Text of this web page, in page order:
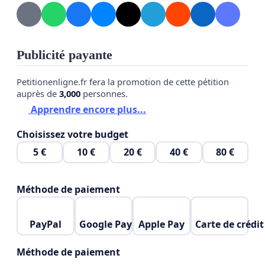
monsieur Legault, à quoi peuvent donc servir vos
mesures qui n’ont plus de sanitaire que le nom ?
mènera assurément vers une catastrophe
comme l’Espagne, comme l’Angleterre, comme le
Danemark, comme la Suède, comme l’Irlande,
plusieurs états Américains et comme plusieurs
pays Africains : levons toutes les mesures
Monsieur Legault,
Contrairement à ce que vous pensez, nous ne
Publicité payante
Petitionenligne.fr fera la promotion de cette pétition
auprès de 3,000 personnes.
Apprendre encore plus...
Choisissez votre budget
5 €
10 € 20 € 40 € 80 €
Méthode de paiement
PayPal Google Pay Apple Pay Carte de crédit
Méthode de paiement